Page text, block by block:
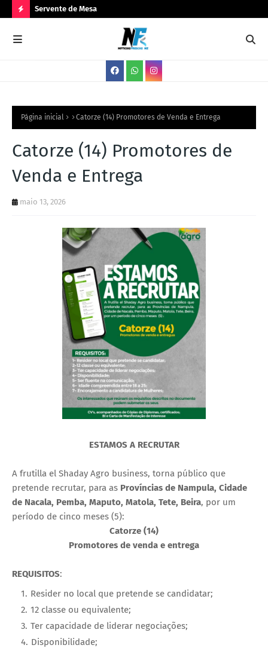
O
V
G
A
Servente de Mesa
Página inicial Catorze (14) Promotores de Venda e Entrega
Catorze (14) Promotores de
Venda e Entrega
maio 13, 2026
ESTAMOS A RECRUTAR
A frutilla el Shaday Agro business, torna público que
pretende recrutar, para as Províncias de Nampula, Cidade
de Nacala, Pemba, Maputo, Matola, Tete, Beira, por um
período de cinco meses (5):
Catorze (14)
Promotores de venda e entrega
REQUISITOS:
Resider no local que pretende se candidatar;
12 classe ou equivalente;
Ter capacidade de liderar negociações;
Disponibilidade;